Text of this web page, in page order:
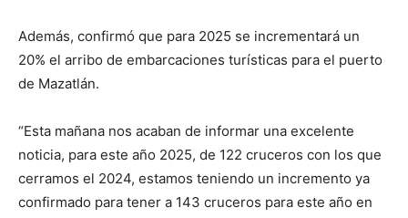
Además, confirmó que para 2025 se incrementará un
20% el arribo de embarcaciones turísticas para el puerto
de Mazatlán.
“Esta mañana nos acaban de informar una excelente
noticia, para este año 2025, de 122 cruceros con los que
cerramos el 2024, estamos teniendo un incremento ya
confirmado para tener a 143 cruceros para este año en